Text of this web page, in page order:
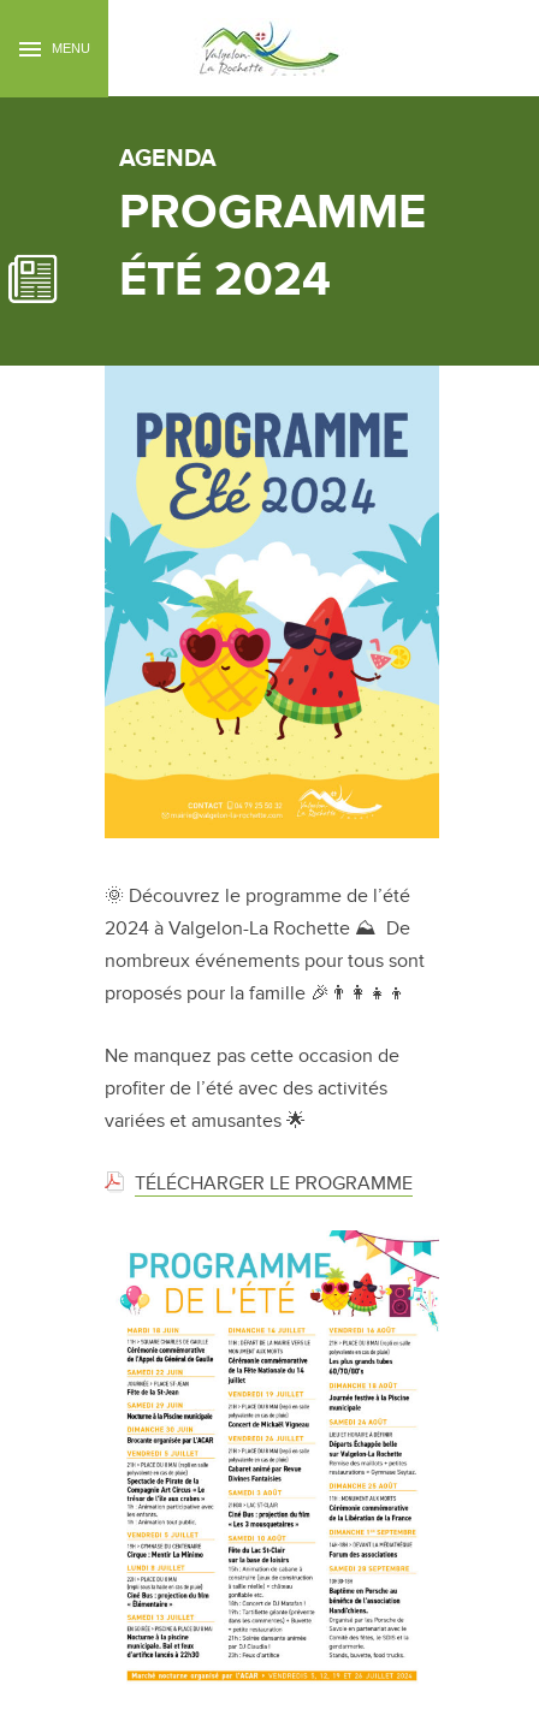
MENU
AGENDA
PROGRAMME
ÉTÉ 2024
🌞 Découvrez le programme de l’été
2024 à Valgelon-La Rochette ⛰️ De
nombreux événements pour tous sont
proposés pour la famille 🎉👨‍👩‍👧‍👦
Ne manquez pas cette occasion de
profiter de l’été avec des activités
variées et amusantes 🌟
TÉLÉCHARGER LE PROGRAMME